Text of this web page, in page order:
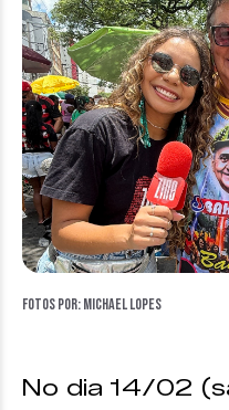
Fotos por: Michael Lopes
No dia 14/02